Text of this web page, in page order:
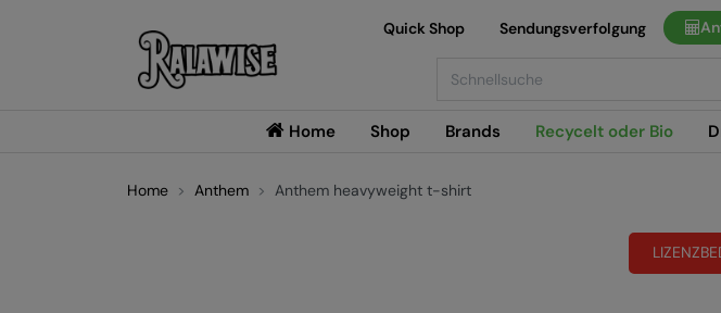
Home Shop Brands Recycelt oder Bio
Quick Shop Sendungsverfolgung
Home Anthem Anthem heavyweight t-shirt